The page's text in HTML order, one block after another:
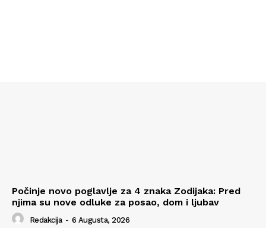
Počinje novo poglavlje za 4 znaka Zodijaka: Pred
njima su nove odluke za posao, dom i ljubav
Redakcija - 6 Augusta, 2026